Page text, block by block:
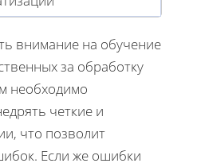
внимание на обучение
за обработку
необходимо
четкие и
что позволит
Если же ошибки